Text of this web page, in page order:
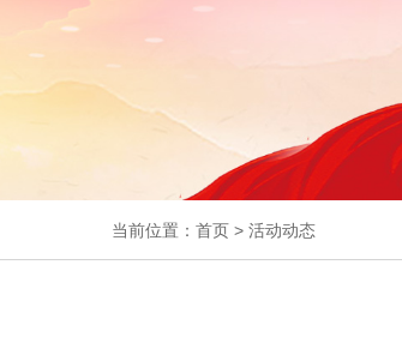
当前位置： 首页 > 活动动态